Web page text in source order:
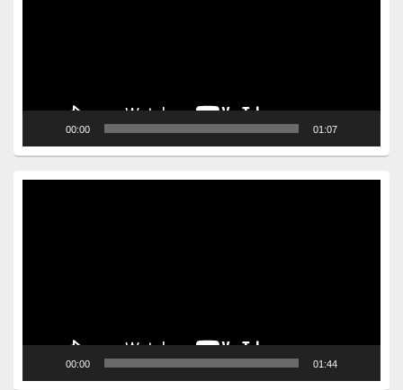
00:00 01:07
00:00 01:44